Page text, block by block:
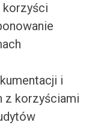
korzyści
i
z korzyściami